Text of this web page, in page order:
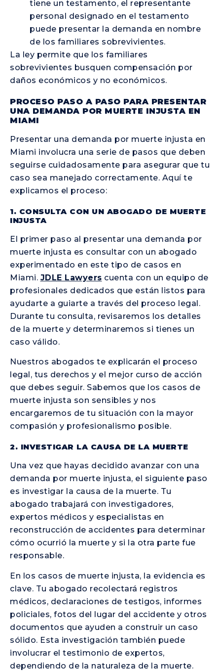
tiene un testamento, el representante
personal designado en el testamento
puede presentar la demanda en nombre
de los familiares sobrevivientes.
La ley permite que los familiares
sobrevivientes busquen compensación por
daños económicos y no económicos.
PROCESO PASO A PASO PARA PRESENTAR
UNA DEMANDA POR MUERTE INJUSTA EN
MIAMI
Presentar una demanda por muerte injusta en
Miami involucra una serie de pasos que deben
seguirse cuidadosamente para asegurar que tu
caso sea manejado correctamente. Aquí te
explicamos el proceso:
1. CONSULTA CON UN ABOGADO DE MUERTE
INJUSTA
El primer paso al presentar una demanda por
muerte injusta es consultar con un abogado
experimentado en este tipo de casos en
Miami. JDLE Lawyers cuenta con un equipo de
profesionales dedicados que están listos para
ayudarte a guiarte a través del proceso legal.
Durante tu consulta, revisaremos los detalles
de la muerte y determinaremos si tienes un
caso válido.
Nuestros abogados te explicarán el proceso
legal, tus derechos y el mejor curso de acción
que debes seguir. Sabemos que los casos de
muerte injusta son sensibles y nos
encargaremos de tu situación con la mayor
compasión y profesionalismo posible.
2. INVESTIGAR LA CAUSA DE LA MUERTE
Una vez que hayas decidido avanzar con una
demanda por muerte injusta, el siguiente paso
es investigar la causa de la muerte. Tu
abogado trabajará con investigadores,
expertos médicos y especialistas en
reconstrucción de accidentes para determinar
cómo ocurrió la muerte y si la otra parte fue
responsable.
En los casos de muerte injusta, la evidencia es
clave. Tu abogado recolectará registros
médicos, declaraciones de testigos, informes
policiales, fotos del lugar del accidente y otros
documentos que ayuden a construir un caso
sólido. Esta investigación también puede
involucrar el testimonio de expertos,
dependiendo de la naturaleza de la muerte.